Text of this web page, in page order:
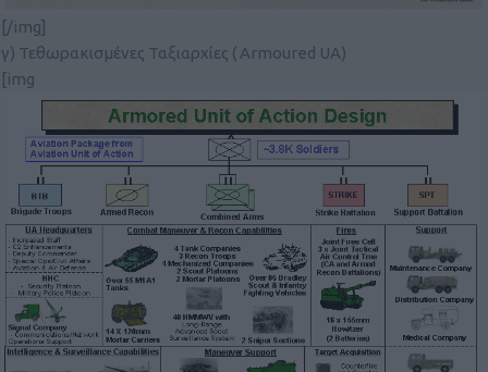
[/img]
γ) Τεθωρακισμένες Ταξιαρχίες ( Armoured UA)
[img